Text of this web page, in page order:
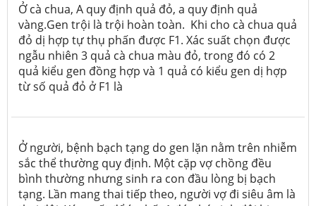
Ở cà chua, A quy định quả đỏ, a quy định quả
vàng.Gen trội là trội hoàn toàn. Khi cho cà chua quả
đỏ dị hợp tự thụ phấn được F1. Xác suất chọn được
ngẫu nhiên 3 quả cà chua màu đỏ, trong đó có 2
quả kiểu gen đồng hợp và 1 quả có kiểu gen dị hợp
từ số quả đỏ ở F1 là
Ở người, bệnh bạch tạng do gen lặn nằm trên nhiễm
sắc thể thường quy định. Một cặp vợ chồng đều
bình thường nhưng sinh ra con đầu lòng bị bạch
tạng. Lần mang thai tiếp theo, người vợ đi siêu âm là